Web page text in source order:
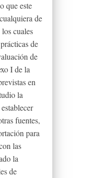
que este
de
cuales
de
de
I de la
en
la
fuentes,
para
las
la
de